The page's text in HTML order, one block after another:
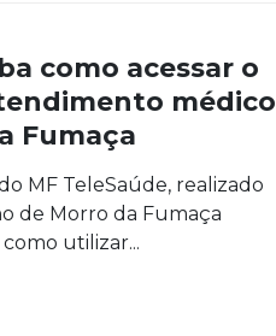
como acessar o
médico
Fumaça
MF TeleSaúde, realizado
de Morro da Fumaça
utilizar...